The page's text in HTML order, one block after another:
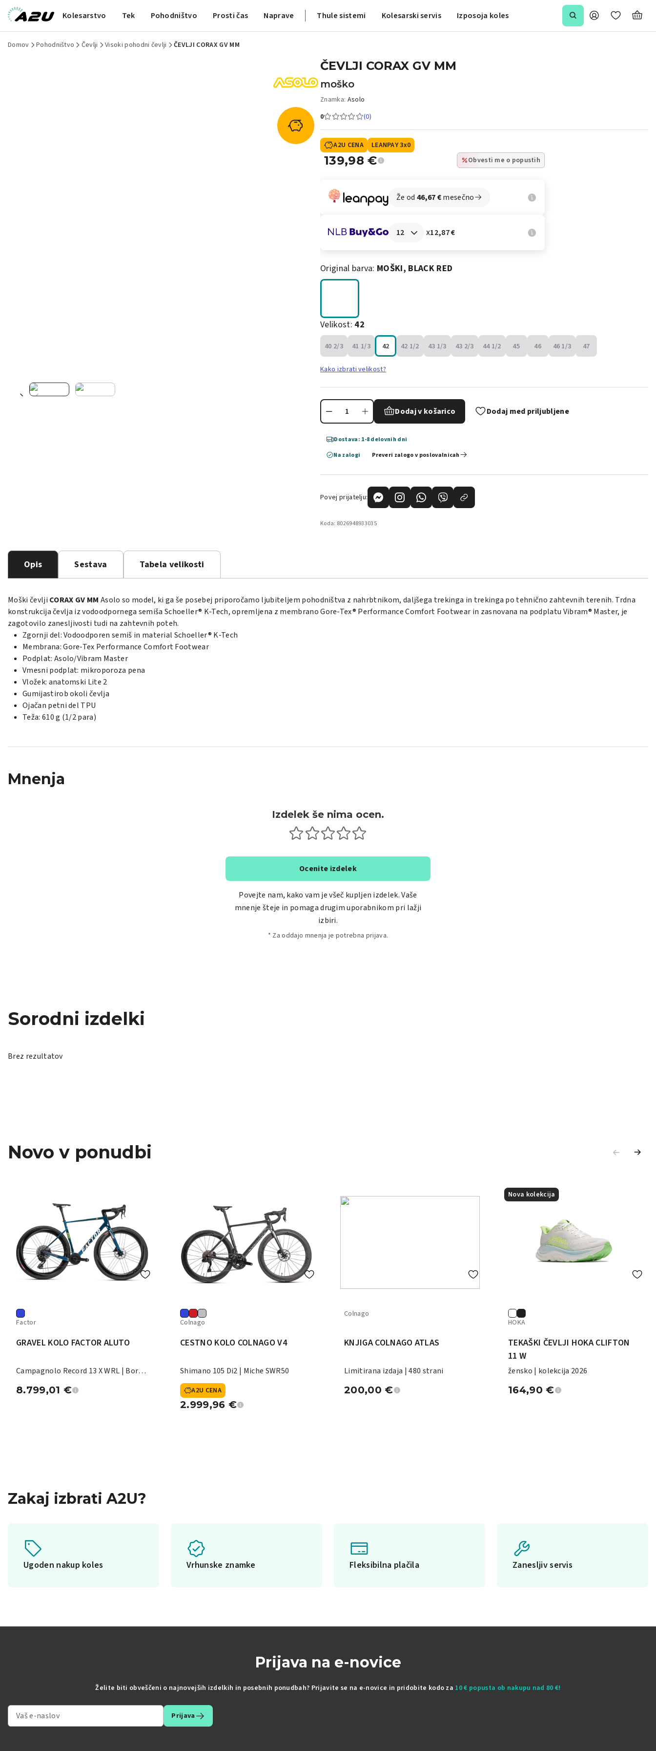
Kolesarstvo Tek Pohodništvo Prosti čas Naprave Thule sistemi Kolesarski servis Izposoja koles
Domov Pohodništvo Čevlji Visoki pohodni čevlji ČEVLJI CORAX GV MM
ČEVLJI CORAX GV MM
moško
Znamka: Asolo
0
(0)
A2U CENA LEANPAY 3x0
139,98€ Obvesti me o popustih
Že od 46,67€mesečno
x12,87 €
Original barva: MOŠKI, BLACK RED
Velikost: 42
40 2/3 41 1/3 42 42 1/2 43 1/3 43 2/3 44 1/2 45 46 46 1/3 47
Kako izbrati velikost?
Dodaj v košarico Dodaj med priljubljene
Dostava: 1-8 delovnih dni
Na zalogi
Preveri zalogo v poslovalnicah
Povej prijatelju:
Koda: 8026948933035
Opis Sestava Tabela velikosti
Moški čevlji CORAX GV MMAsolo so model, ki ga še posebej priporočamo ljubiteljem pohodništva z nahrbtnikom, daljšega trekinga in trekinga po tehnično zahtevnih terenih. Trdna
konstrukcija čevlja iz vodoodpornega semiša Schoeller® K-Tech, opremljena z membrano Gore-Tex® Performance Comfort Footwear in zasnovana na podplatu Vibram® Master, je
zagotovilo zanesljivosti tudi na zahtevnih poteh.
Zgornji del: Vodoodporen semiš in material Schoeller® K-Tech
Membrana: Gore-Tex Performance Comfort Footwear
Podplat: Asolo/Vibram Master
Vmesni podplat: mikroporoza pena
Vložek: anatomski Lite 2
Gumijastirob okoli čevlja
Ojačan petni del TPU
Teža: 610 g (1/2 para)
Mnenja
Izdelek še nima ocen.
Ocenite izdelek
Povejte nam, kako vam je všeč kupljen izdelek. Vaše
mnenje šteje in pomaga drugim uporabnikom pri lažji
izbiri.
* Za oddajo mnenja je potrebna prijava.
Sorodni izdelki
Brez rezultatov
Novo v ponudbi
Factor
GRAVEL KOLO FACTOR ALUTO
Campagnolo Record 13 X WRL | Bora
8.799,01 €
Colnago
CESTNO KOLO COLNAGO V4
Shimano 105 Di2 | Miche SWR50
A2U CENA
2.999,96 €
Colnago
KNJIGA COLNAGO ATLAS
Limitirana izdaja | 480 strani
200,00 €
Nova kolekcija
HOKA
TEKAŠKI ČEVLJI HOKA CLIFTON
11 W
žensko | kolekcija 2026
164,90 €
Zakaj izbrati A2U?
Ugoden nakup koles Vrhunske znamke Fleksibilna plačila Zanesljiv servis
Prijava na e-novice
Želite biti obveščeni o najnovejših izdelkih in posebnih ponudbah? Prijavite se na e-novice in pridobite kodo za 10 € popusta ob nakupu nad 80 €!
Prijava